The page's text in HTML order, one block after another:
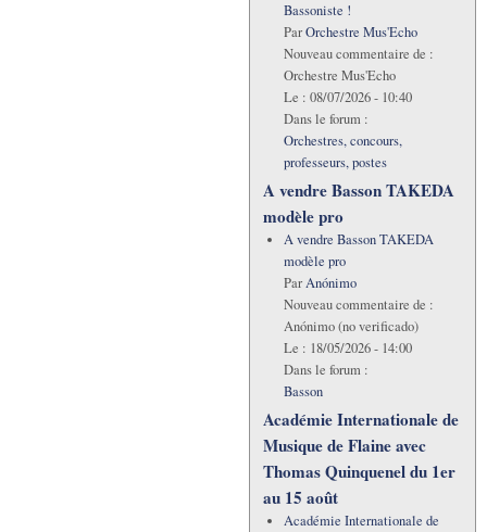
Bassoniste !
ParOrchestre Mus'Echo
Nouveau commentaire de :
Orchestre Mus'Echo
Le : 08/07/2026 - 10:40
Dans le forum :
Orchestres, concours,
professeurs, postes
A vendre Basson TAKEDA
modèle pro
A vendre Basson TAKEDA
modèle pro
ParAnónimo
Nouveau commentaire de :
Anónimo (no verificado)
Le : 18/05/2026 - 14:00
Dans le forum :
Basson
Académie Internationale de
Musique de Flaine avec
Thomas Quinquenel du 1er
au 15 août
Académie Internationale de